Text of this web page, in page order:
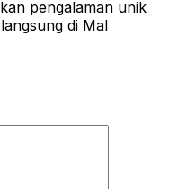
pengalaman unik
di Mal